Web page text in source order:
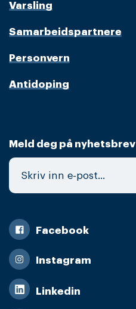
Varsling
Samarbeidspartnere
Personvern
Antidoping
Meld deg på nyhetsbrev
Facebook
Instagram
Linkedin